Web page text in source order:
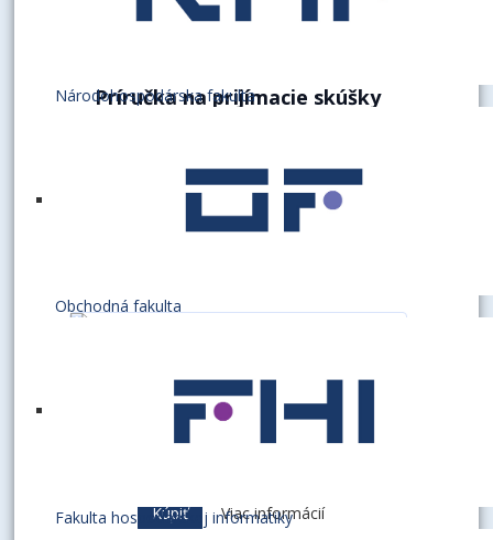
Národohospodárska fakulta
Obchodná fakulta
Fakulta hospodárskej informatiky
Príručka na prijímacie skúšky
5.50 €
Viac informácií
Príručka na prijímacie skúšky
Slovenský a ruský jazyk
Kúpiť Viac informácií